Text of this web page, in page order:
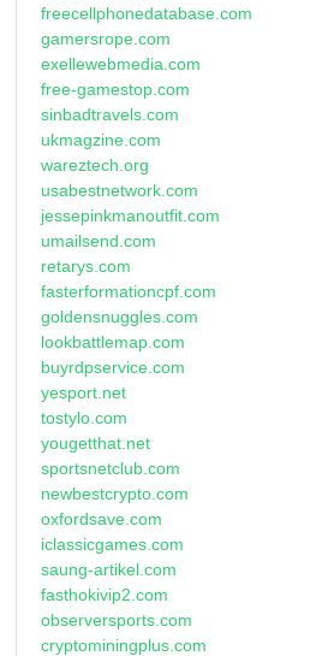
freecellphonedatabase.com
gamersrope.com
exellewebmedia.com
free-gamestop.com
sinbadtravels.com
ukmagzine.com
wareztech.org
usabestnetwork.com
jessepinkmanoutfit.com
umailsend.com
retarys.com
fasterformationcpf.com
goldensnuggles.com
lookbattlemap.com
buyrdpservice.com
yesport.net
tostylo.com
yougetthat.net
sportsnetclub.com
newbestcrypto.com
oxfordsave.com
iclassicgames.com
saung-artikel.com
fasthokivip2.com
observersports.com
cryptominingplus.com